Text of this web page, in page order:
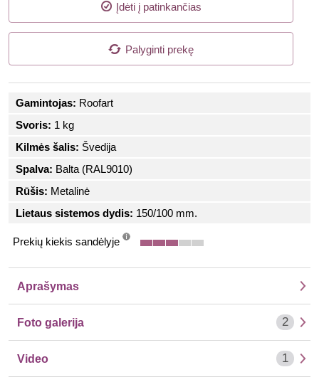
Įdėti į patinkančias
Palyginti prekę
Gamintojas: Roofart
Svoris: 1 kg
Kilmės šalis: Švedija
Spalva: Balta (RAL9010)
Rūšis: Metalinė
Lietaus sistemos dydis: 150/100 mm.
Prekių kiekis sandėlyje
Aprašymas
Foto galerija 2
Video 1